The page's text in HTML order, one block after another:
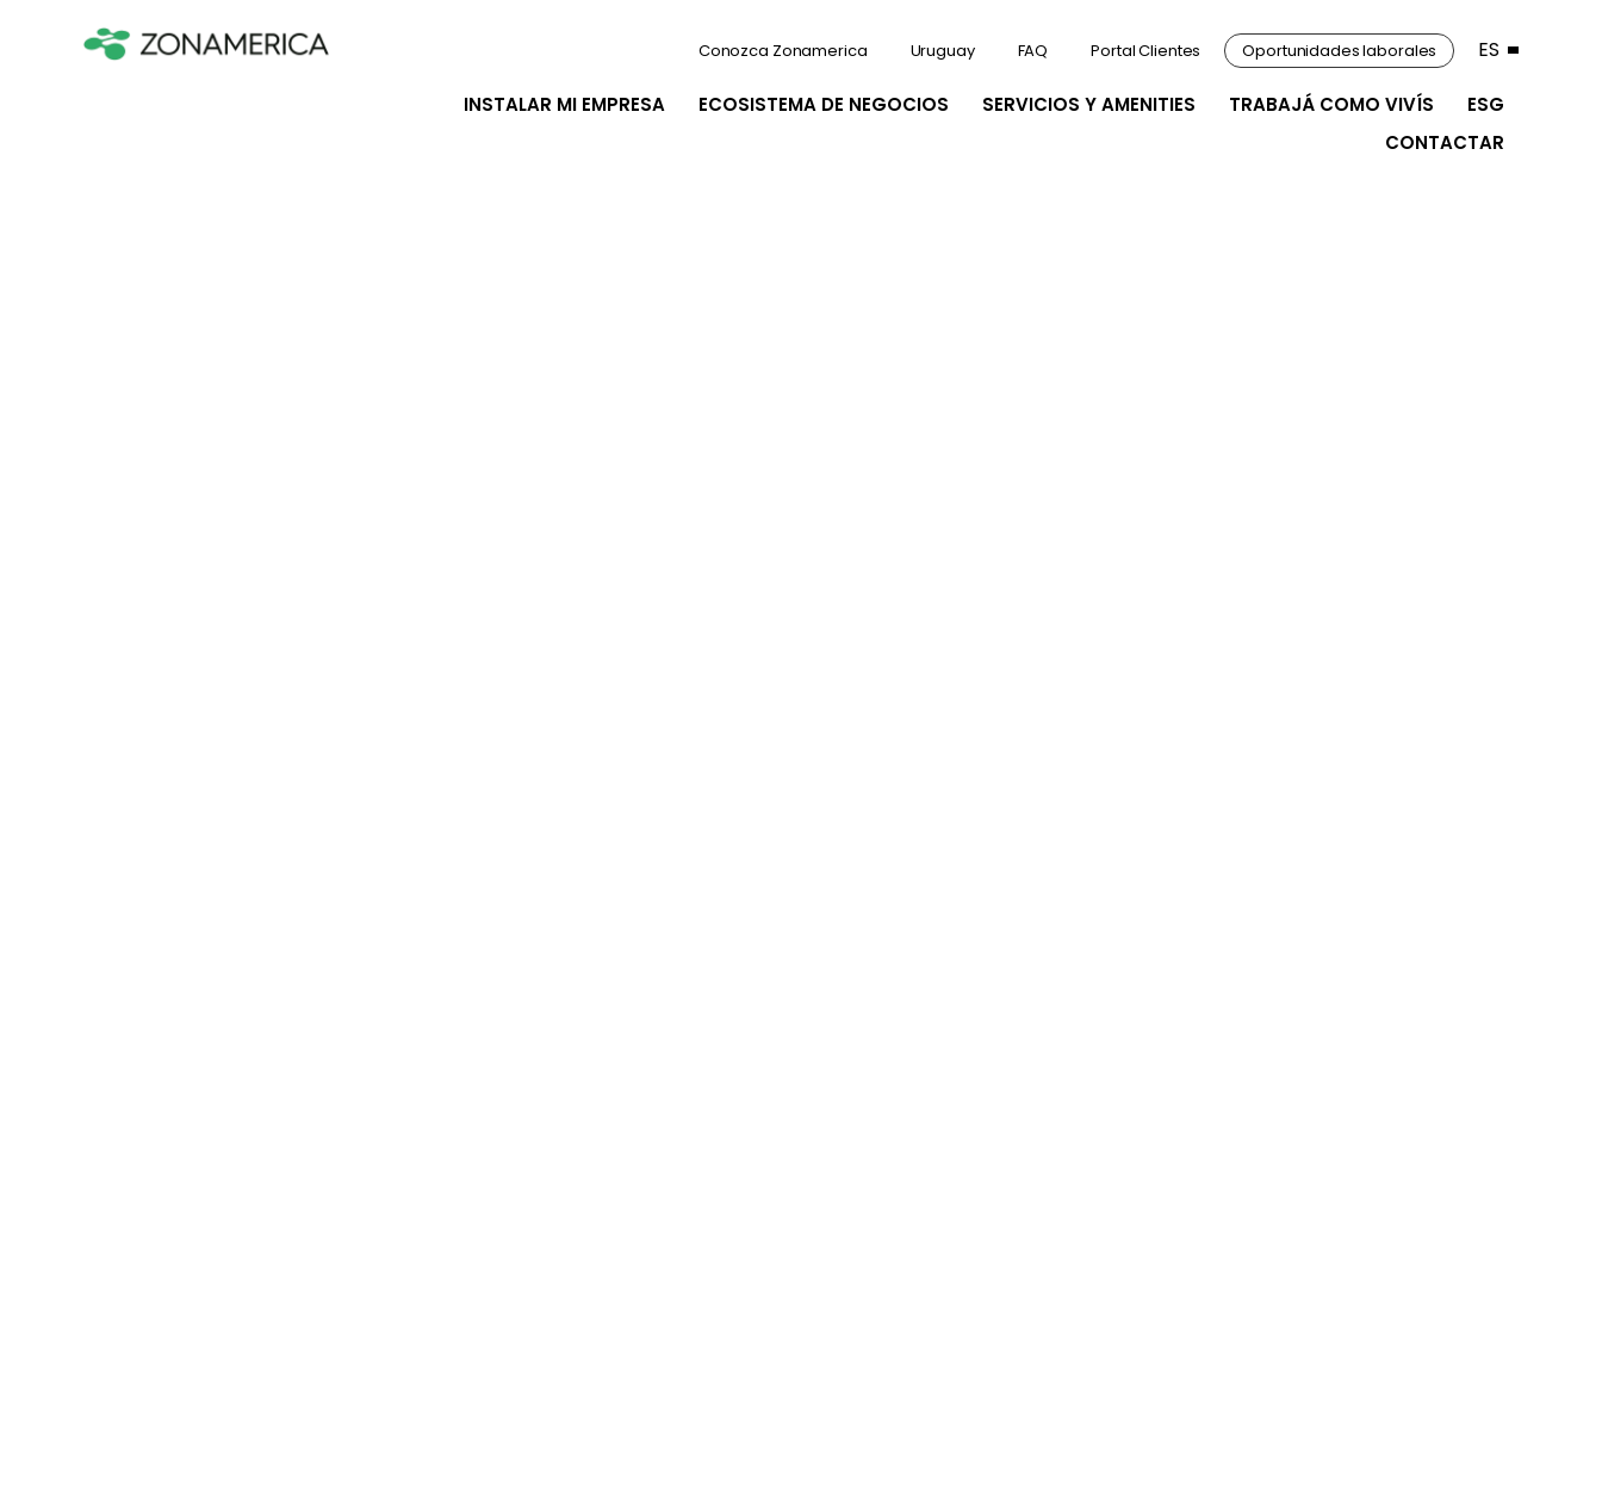
INSTALAR MI EMPRESA ECOSISTEMA DE NEGOCIOS SERVICIOS Y AMENITIES TRABAJÁ COMO VIVÍS
ESG
CONTACTAR
Conozca Zonamerica Uruguay FAQ Portal Clientes Oportunidades laborales ES